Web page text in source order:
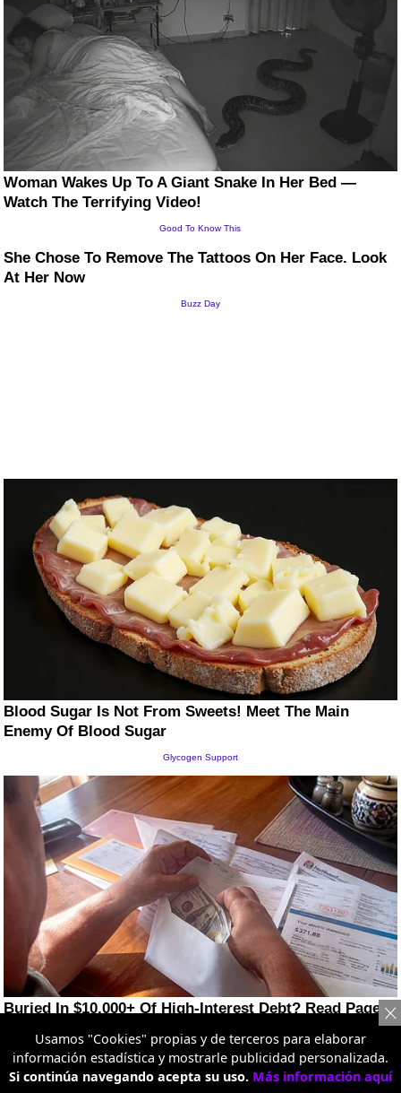
Usamos "Cookies" propias y de terceros para elaborar
información estadística y mostrarle publicidad personalizada.
Si continúa navegando acepta su uso. Más información aquí